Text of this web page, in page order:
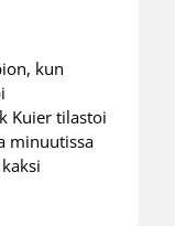
kun
Kuier tilastoi
minuutissa